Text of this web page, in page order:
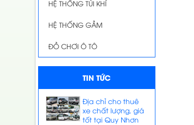
HỆ THỐNG TÚI KHÍ
HỆ THỐNG GẦM
ĐỒ CHƠI Ô TÔ
TIN TỨC
Địa chỉ cho thuê
xe chất lượng, giá
tốt tại Quy Nhơn